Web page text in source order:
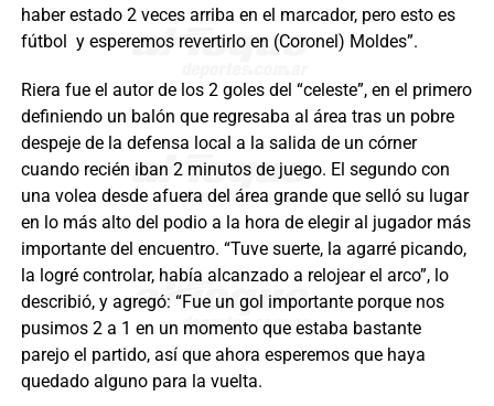
haber estado 2 veces arriba en el marcador, pero esto es
fútbol y esperemos revertirlo en (Coronel) Moldes”.
Riera fue el autor de los 2 goles del “celeste”, en el primero
definiendo un balón que regresaba al área tras un pobre
despeje de la defensa local a la salida de un córner
cuando recién iban 2 minutos de juego. El segundo con
una volea desde afuera del área grande que selló su lugar
en lo más alto del podio a la hora de elegir al jugador más
importante del encuentro. “Tuve suerte, la agarré picando,
la logré controlar, había alcanzado a relojear el arco”, lo
describió, y agregó: “Fue un gol importante porque nos
pusimos 2 a 1 en un momento que estaba bastante
parejo el partido, así que ahora esperemos que haya
quedado alguno para la vuelta.